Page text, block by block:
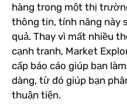
hàng trong một thị
thông tin, tính năng này
quả. Thay vì mất nhiều
cạnh tranh, Market
cấp báo cáo giúp bạn
dàng, từ đó giúp bạn
thuận tiện.